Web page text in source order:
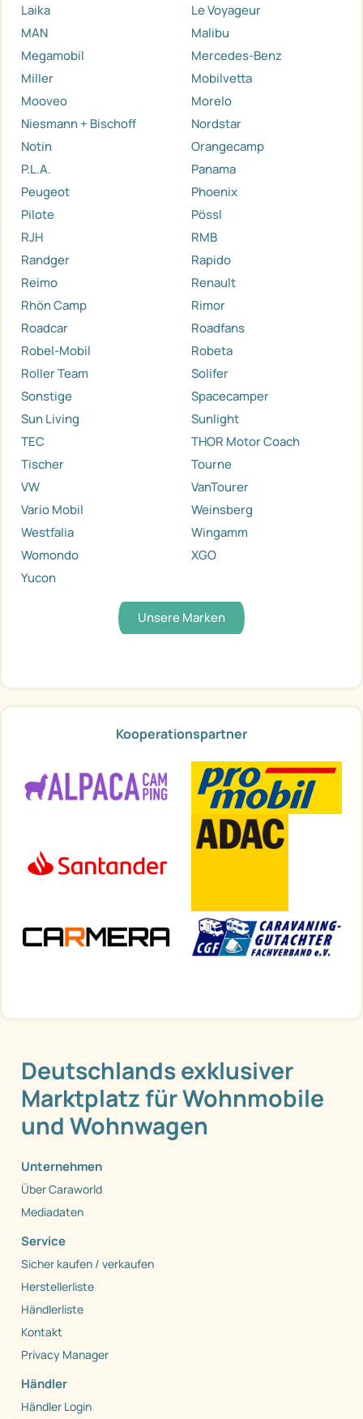
Laika
Le Voyageur
MAN
Malibu
Megamobil
Mercedes-Benz
Miller
Mobilvetta
Mooveo
Morelo
Niesmann + Bischoff
Nordstar
Notin
Orangecamp
P.L.A.
Panama
Peugeot
Phoenix
Pilote
Pössl
RJH
RMB
Randger
Rapido
Reimo
Renault
Rhön Camp
Rimor
Roadcar
Roadfans
Robel-Mobil
Robeta
Roller Team
Solifer
Sonstige
Spacecamper
Sun Living
Sunlight
TEC
THOR Motor Coach
Tischer
Tourne
VW
VanTourer
Vario Mobil
Weinsberg
Westfalia
Wingamm
Womondo
XGO
Yucon
Unsere Marken
Kooperationspartner
Deutschlands exklusiver
Marktplatz für Wohnmobile
und Wohnwagen
Unternehmen
Über Caraworld
Mediadaten
Service
Sicher kaufen / verkaufen
Herstellerliste
Händlerliste
Kontakt
Privacy Manager
Händler
Händler Login